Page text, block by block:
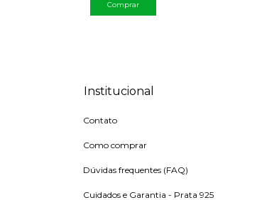
Institucional
Contato
Como comprar
Dúvidas frequentes (FAQ)
Cuidados e Garantia - Prata 925